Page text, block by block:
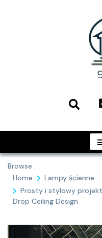
Browse :
Home
Lampy ścienne
Prosty i stylowy
Drop Ceiling Design